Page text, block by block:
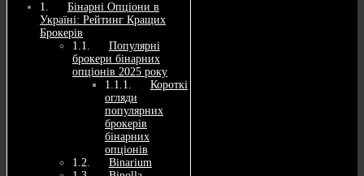
Бінарні Опціони в
Україні: Рейтинг Кращих
Брокерів
Популярні
брокери бінарних
опціонів 2025 року
Короткі
огляди
популярних
брокерів
бінарних
опціонів
Binarium